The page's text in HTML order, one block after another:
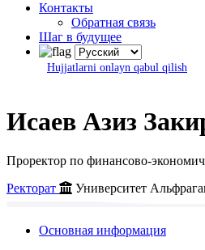
Контакты
Обратная связь
Шаг в будущее
Hujjatlarni onlayn qabul qilish
Исаев Азиз
Проректор по финансово-
Ректорат
Университет
Основная информация